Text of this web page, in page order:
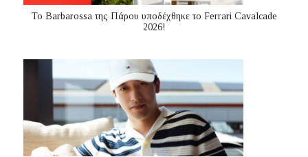
Το Barbarossa της Πάρου υποδέχθηκε το Ferrari Cavalcade
2026!